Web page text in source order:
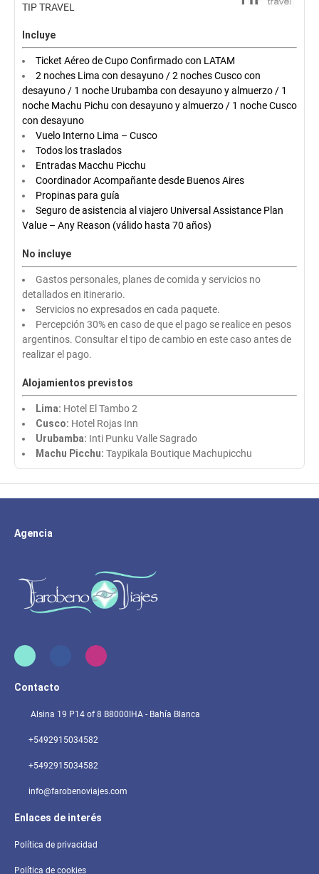
TIP TRAVEL
Incluye
Ticket Aéreo de Cupo Confirmado con LATAM
2 noches Lima con desayuno / 2 noches Cusco con
desayuno / 1 noche Urubamba con desayuno y almuerzo / 1
noche Machu Pichu con desayuno y almuerzo / 1 noche Cusco
con desayuno
Vuelo Interno Lima – Cusco
Todos los traslados
Entradas Macchu Picchu
Coordinador Acompañante desde Buenos Aires
Propinas para guía
Seguro de asistencia al viajero Universal Assistance Plan
Value – Any Reason (válido hasta 70 años)
No incluye
Gastos personales, planes de comida y servicios no
detallados en itinerario.
Servicios no expresados en cada paquete.
Percepción 30% en caso de que el pago se realice en pesos
argentinos. Consultar el tipo de cambio en este caso antes de
realizar el pago.
Alojamientos previstos
Lima: Hotel El Tambo 2
Cusco: Hotel Rojas Inn
Urubamba: Inti Punku Valle Sagrado
Machu Picchu: Taypikala Boutique Machupicchu
Agencia
Contacto
Alsina 19 P14 of 8 B8000IHA - Bahía Blanca
+5492915034582
+5492915034582
info@farobenoviajes.com
Enlaces de interés
Política de privacidad
Política de cookies